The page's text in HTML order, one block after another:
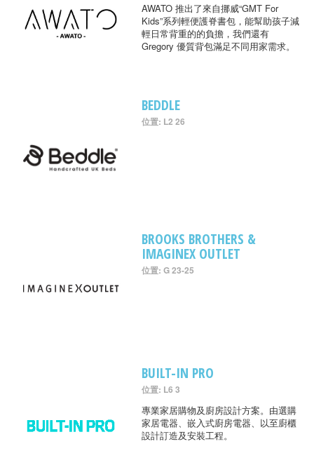
AWATO 推出了來自挪威“GMT For
Kids”系列輕便護脊書包，能幫助孩子減
輕日常背重的的負擔，我們還有
Gregory 優質背包滿足不同用家需求。
BEDDLE
位置: L2 26
BROOKS BROTHERS &
IMAGINEX OUTLET
位置: G 23-25
BUILT-IN PRO
位置: L6 3
專業家居購物及廚房設計方案。由選購
家居電器、嵌入式廚房電器、以至廚櫃
設計訂造及安裝工程。